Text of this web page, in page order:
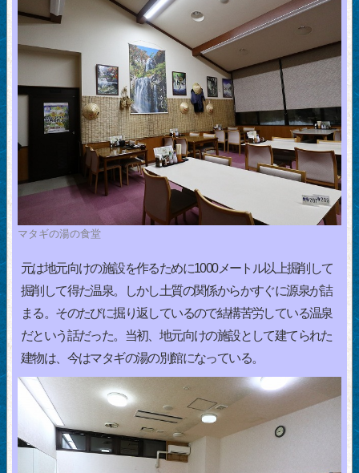
マタギの湯の食堂
元は地元向けの施設を作るために1000メートル以上掘削して
掘削して得た温泉。しかし土質の関係からかすぐに源泉が詰
まる。そのたびに掘り返しているので結構苦労している温泉
だという話だった。当初、地元向けの施設として建てられた
建物は、今はマタギの湯の別館になっている。